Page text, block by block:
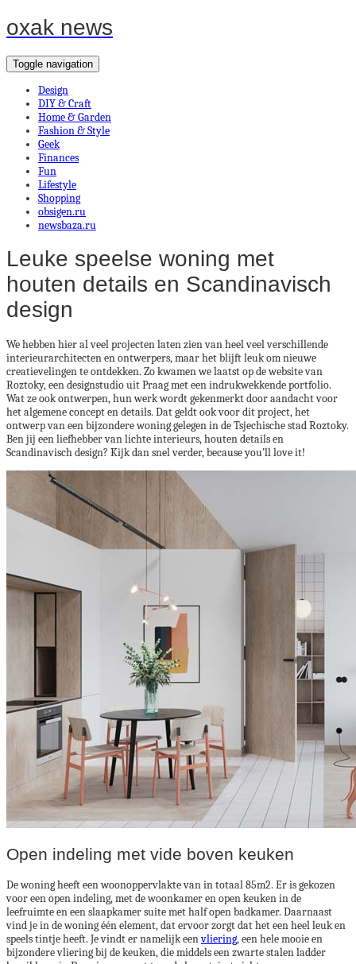
oxak news
Toggle navigation
Design
DIY & Craft
Home & Garden
Fashion & Style
Geek
Finances
Fun
Lifestyle
Shopping
obsigen.ru
newsbaza.ru
Leuke speelse woning met
houten details en Scandinavisch
design
We hebben hier al veel projecten laten zien van heel veel verschillende
interieurarchitecten en ontwerpers, maar het blijft leuk om nieuwe
creatievelingen te ontdekken. Zo kwamen we laatst op de website van
Roztoky, een designstudio uit Praag met een indrukwekkende portfolio.
Wat ze ook ontwerpen, hun werk wordt gekenmerkt door aandacht voor
het algemene concept en details. Dat geldt ook voor dit project, het
ontwerp van een bijzondere woning gelegen in de Tsjechische stad Roztoky.
Ben jij een liefhebber van lichte interieurs, houten details en
Scandinavisch design? Kijk dan snel verder, because you’ll love it!
Open indeling met vide boven keuken
De woning heeft een woonoppervlakte van in totaal 85m2. Er is gekozen
voor een open indeling, met de woonkamer en open keuken in de
leefruimte en een slaapkamer suite met half open badkamer. Daarnaast
vind je in de woning één element, dat ervoor zorgt dat het een heel leuk en
speels tintje heeft. Je vindt er namelijk eenvliering, een hele mooie en
bijzondere vliering bij de keuken, die middels een zwarte stalen ladder